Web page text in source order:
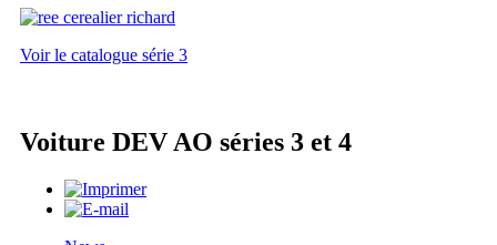
Voir le catalogue série 3
Voiture DEV AO séries 3 et 4